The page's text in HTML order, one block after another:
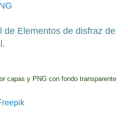
de Elementos de disfraz de
.
capas y PNG con fondo transparente